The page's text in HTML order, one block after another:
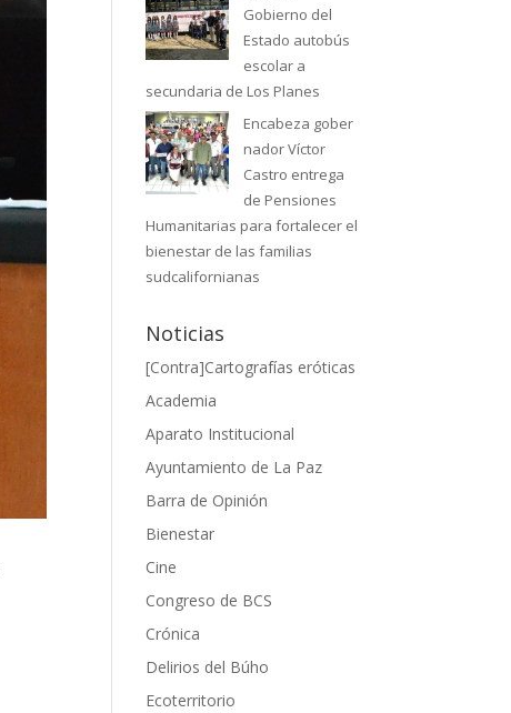
Gobierno del
Estado autobús
escolar a
secundaria de Los Planes
Encabeza gober
nador Víctor
Castro entrega
de Pensiones
Humanitarias para fortalecer el
bienestar de las familias
sudcalifornianas
Noticias
[Contra]Cartografías eróticas
Academia
Aparato Institucional
Ayuntamiento de La Paz
Barra de Opinión
Bienestar
Cine
Congreso de BCS
Crónica
Delirios del Búho
Ecoterritorio